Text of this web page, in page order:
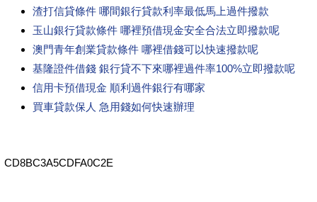
渣打信貸條件 哪間銀行貸款利率最低馬上過件撥款
玉山銀行貸款條件 哪裡預借現金安全合法立即撥款呢
澳門青年創業貸款條件 哪裡借錢可以快速撥款呢
基隆證件借錢 銀行貸不下來哪裡過件率100%立即撥款呢
信用卡預借現金 順利過件銀行有哪家
買車貸款保人 急用錢如何快速辦理
CD8BC3A5CDFA0C2E